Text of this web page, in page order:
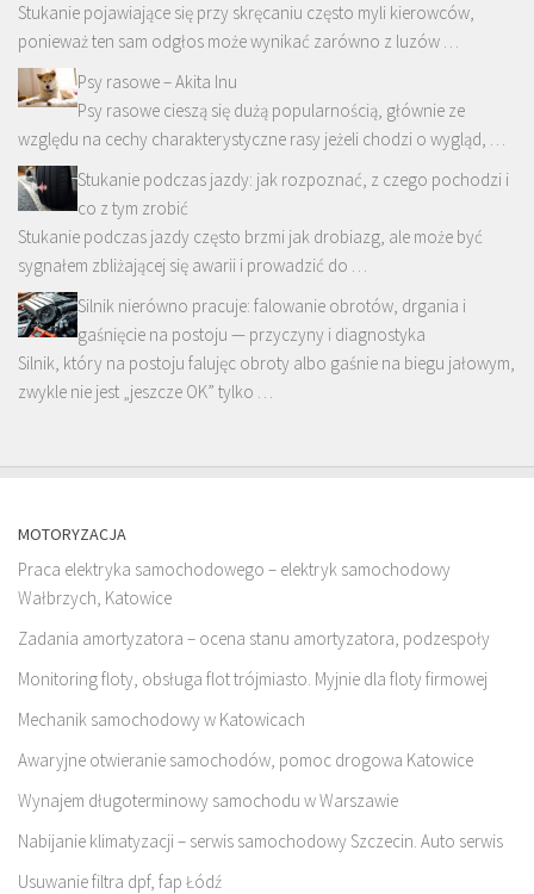
Stukanie pojawiające się przy skręcaniu często myli kierowców,
ponieważ ten sam odgłos może wynikać zarówno z luzów …
Psy rasowe – Akita Inu
Psy rasowe cieszą się dużą popularnością, głównie ze
względu na cechy charakterystyczne rasy jeżeli chodzi o wygląd, …
Stukanie podczas jazdy: jak rozpoznać, z czego pochodzi i
co z tym zrobić
Stukanie podczas jazdy często brzmi jak drobiazg, ale może być
sygnałem zbliżającej się awarii i prowadzić do …
Silnik nierówno pracuje: falowanie obrotów, drgania i
gaśnięcie na postoju — przyczyny i diagnostyka
Silnik, który na postoju falujęc obroty albo gaśnie na biegu jałowym,
zwykle nie jest „jeszcze OK” tylko …
MOTORYZACJA
Praca elektryka samochodowego – elektryk samochodowy
Wałbrzych, Katowice
Zadania amortyzatora – ocena stanu amortyzatora, podzespoły
Monitoring floty, obsługa flot trójmiasto. Myjnie dla floty firmowej
Mechanik samochodowy w Katowicach
Awaryjne otwieranie samochodów, pomoc drogowa Katowice
Wynajem długoterminowy samochodu w Warszawie
Nabijanie klimatyzacji – serwis samochodowy Szczecin. Auto serwis
Usuwanie filtra dpf, fap Łódź